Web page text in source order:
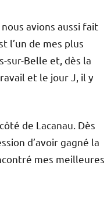
avions aussi fait
l’un de mes plus
sur-Belle et, dès la
et le jour J, il y
de Lacanau. Dès
d’avoir gagné la
mes meilleures